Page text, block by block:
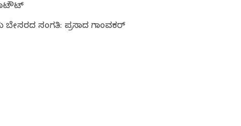
ಬೇಸರದ ಸಂಗತಿ: ಪ್ರಸಾದ ಗಾಂವಕರ್